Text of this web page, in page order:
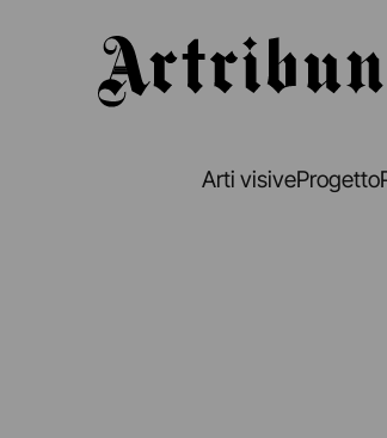
Arti visiveProgetto